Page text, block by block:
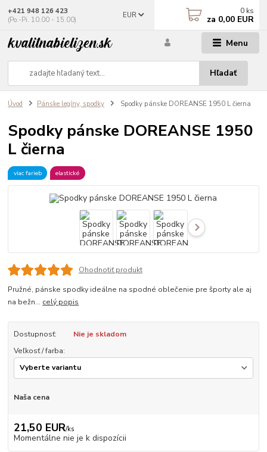
Menu
EUR
Hľadať
+421 948 126 423
(Po.-Pi. 10.00 - 15.00)
0 ks
za 0,00 EUR
Úvod Pánske legíny, spodky Spodky pánske DOREANSE 1950 L čierna
Spodky pánske DOREANSE 1950
L čierna
viac farieb elastické
Ohodnotiť produkt
Pružné, pánske spodky ideálne na spodné oblečenie pre športy ale aj
na bežn... celý popis
Dostupnosť:
Nie je skladom
Veľkosť / farba:
Naša cena
21,50 EUR/ks
Momentálne nie je k dispozícii